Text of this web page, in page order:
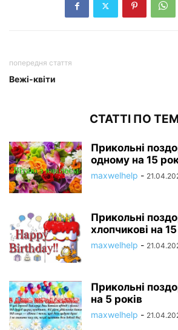
попередня стаття
Вежі-квіти
СТАТТІ ПО
Прикольні
одному на 15
maxwelhelp -
Прикольні
хлопчикові на
maxwelhelp -
Прикольні
на 5 років
maxwelhelp -